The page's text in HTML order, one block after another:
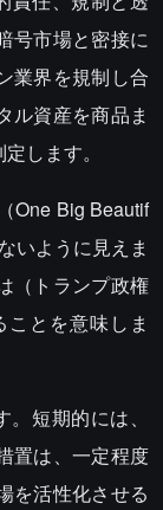
号市場と密接に
業界を規制し合
ル資産を商品ま
します。
One Big Beautif
いように見えま
（トランプ政権
とを意味しま
短期的には、
置は、一定程度
を活性化させる